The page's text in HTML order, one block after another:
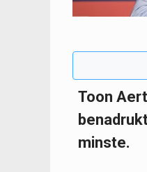
Toon
minste.